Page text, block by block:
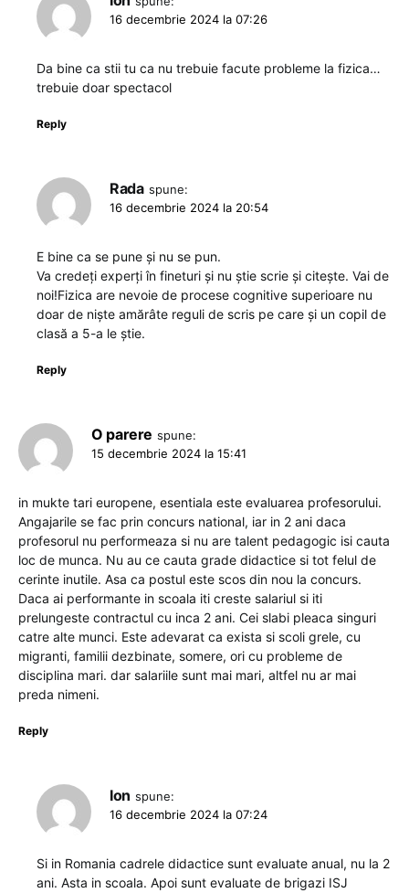
16 decembrie 2024 la 07:26
Da bine ca stii tu ca nu trebuie facute probleme la fizica…
trebuie doar spectacol
Reply
Rada spune:
16 decembrie 2024 la 20:54
E bine ca se pune și nu se pun.
Va credeți experți în fineturi și nu știe scrie și citește. Vai de
noi!Fizica are nevoie de procese cognitive superioare nu
doar de niște amărâte reguli de scris pe care și un copil de
clasă a 5-a le știe.
Reply
O parere spune:
15 decembrie 2024 la 15:41
in mukte tari europene, esentiala este evaluarea profesorului.
Angajarile se fac prin concurs national, iar in 2 ani daca
profesorul nu performeaza si nu are talent pedagogic isi cauta
loc de munca. Nu au ce cauta grade didactice si tot felul de
cerinte inutile. Asa ca postul este scos din nou la concurs.
Daca ai performante in scoala iti creste salariul si iti
prelungeste contractul cu inca 2 ani. Cei slabi pleaca singuri
catre alte munci. Este adevarat ca exista si scoli grele, cu
migranti, familii dezbinate, somere, ori cu probleme de
disciplina mari. dar salariile sunt mai mari, altfel nu ar mai
preda nimeni.
Reply
Ion spune:
16 decembrie 2024 la 07:24
Si in Romania cadrele didactice sunt evaluate anual, nu la 2
ani. Asta in scoala. Apoi sunt evaluate de brigazi ISJ